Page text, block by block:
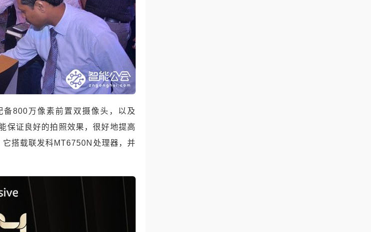
800万像素前置双摄像头，以及
保证良好的拍照效果，很好地提高
搭载联发科MT6750N处理器，并